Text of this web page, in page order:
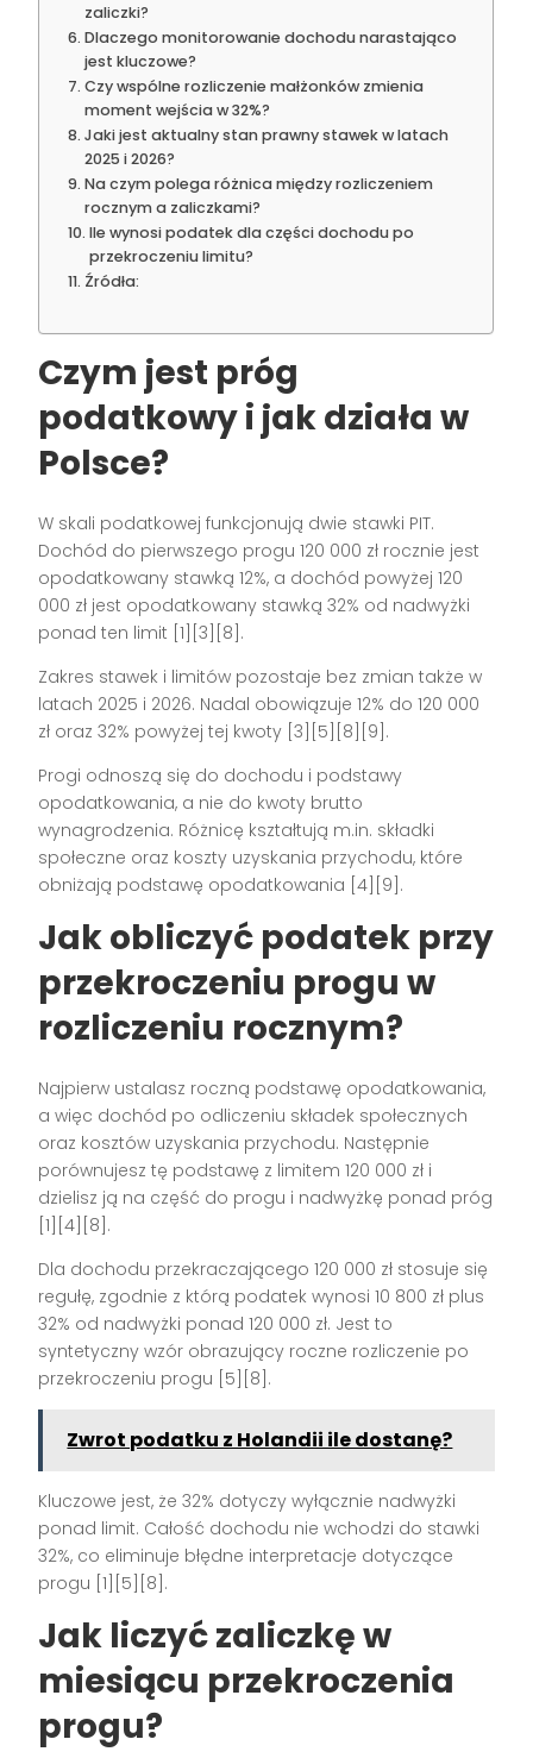
zaliczki?
Dlaczego monitorowanie dochodu narastająco
jest kluczowe?
Czy wspólne rozliczenie małżonków zmienia
moment wejścia w 32%?
Jaki jest aktualny stan prawny stawek w latach
2025 i 2026?
Na czym polega różnica między rozliczeniem
rocznym a zaliczkami?
Ile wynosi podatek dla części dochodu po
przekroczeniu limitu?
Źródła:
Czym jest próg
podatkowy i jak działa w
Polsce?
W skali podatkowej funkcjonują dwie stawki PIT.
Dochód do pierwszego progu 120 000 zł rocznie jest
opodatkowany stawką 12%, a dochód powyżej 120
000 zł jest opodatkowany stawką 32% od nadwyżki
ponad ten limit [1][3][8].
Zakres stawek i limitów pozostaje bez zmian także w
latach 2025 i 2026. Nadal obowiązuje 12% do 120 000
zł oraz 32% powyżej tej kwoty [3][5][8][9].
Progi odnoszą się do dochodu i podstawy
opodatkowania, a nie do kwoty brutto
wynagrodzenia. Różnicę kształtują m.in. składki
społeczne oraz koszty uzyskania przychodu, które
obniżają podstawę opodatkowania [4][9].
Jak obliczyć podatek przy
przekroczeniu progu w
rozliczeniu rocznym?
Najpierw ustalasz roczną podstawę opodatkowania,
a więc dochód po odliczeniu składek społecznych
oraz kosztów uzyskania przychodu. Następnie
porównujesz tę podstawę z limitem 120 000 zł i
dzielisz ją na część do progu i nadwyżkę ponad próg
[1][4][8].
Dla dochodu przekraczającego 120 000 zł stosuje się
regułę, zgodnie z którą podatek wynosi 10 800 zł plus
32% od nadwyżki ponad 120 000 zł. Jest to
syntetyczny wzór obrazujący roczne rozliczenie po
przekroczeniu progu [5][8].
Zwrot podatku z Holandii ile dostanę?
Kluczowe jest, że 32% dotyczy wyłącznie nadwyżki
ponad limit. Całość dochodu nie wchodzi do stawki
32%, co eliminuje błędne interpretacje dotyczące
progu [1][5][8].
Jak liczyć zaliczkę w
miesiącu przekroczenia
progu?